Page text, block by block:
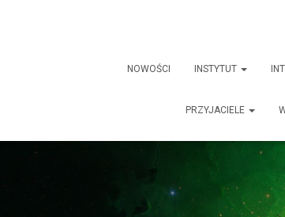
NOWOŚCI INSTYTUT
PRZYJACIELE